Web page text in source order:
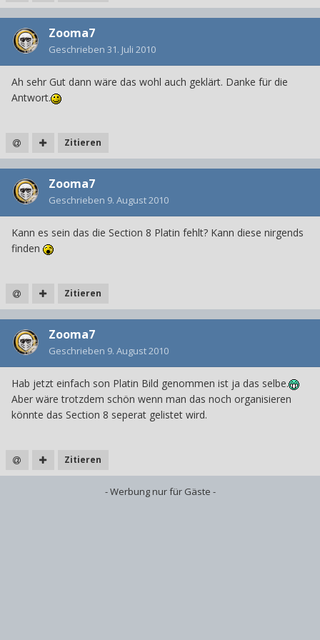
Zooma7
Geschrieben 31. Juli 2010
Ah sehr Gut dann wäre das wohl auch geklärt. Danke für die
Antwort.
Zitieren
Zooma7
Geschrieben 9. August 2010
Kann es sein das die Section 8 Platin fehlt? Kann diese nirgends
finden
Zitieren
Zooma7
Geschrieben 9. August 2010
Hab jetzt einfach son Platin Bild genommen ist ja das selbe.
Aber wäre trotzdem schön wenn man das noch organisieren
könnte das Section 8 seperat gelistet wird.
Zitieren
- Werbung nur für Gäste -